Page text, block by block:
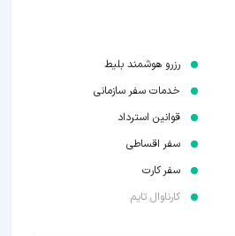
رزرو هوشمند بلیط
خدمات سفر سازمانی
قوانین استرداد
سفر اقساطی
سفر کارت
کارناوال تایم